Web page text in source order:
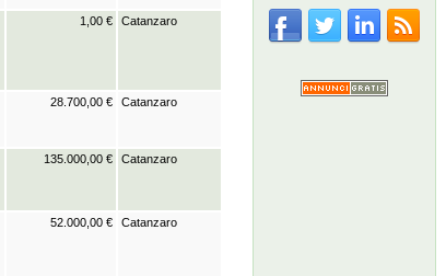
1,00 € Catanzaro
28.700,00 € Catanzaro
135.000,00 € Catanzaro
52.000,00 € Catanzaro